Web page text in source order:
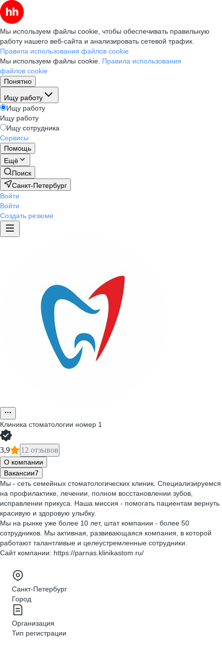
Мы используем файлы cookie, чтобы обеспечивать правильную
работу нашего веб-сайта и анализировать сетевой трафик.
Правила использования файлов cookie
Мы используем файлы cookie. Правила использования
файлов cookie
Понятно
Ищу работу
Ищу работу
Ищу работу
Ищу сотрудника
Сервисы
Помощь
Ещё
Поиск
Санкт-Петербург
Войти
Войти
Создать резюме
Клиника стоматологии номер 1
3,9 12 отзывов
О компании
Вакансии7
Мы - сеть семейных стоматологических клиник. Специализируемся
на профилактике, лечении, полном восстановлении зубов,
исправлении прикуса. Наша миссия - помогать пациентам вернуть
красивую и здоровую улыбку.
Мы на рынке уже более 10 лет, штат компании - более 50
сотрудников. Мы активная, развивающаяся компания, в которой
работают талантливые и целеустремленные сотрудники.
Сайт компании: https://parnas.klinikastom.ru/
Санкт-Петербург
Город
Организация
Тип регистрации